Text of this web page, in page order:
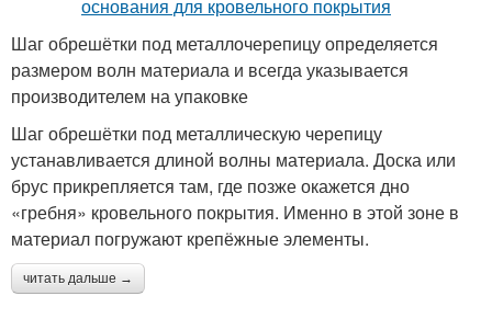
Шаг обрешётки под металлочерепицу определяется
размером волн материала и всегда указывается
производителем на упаковке
Шаг обрешётки под металлическую черепицу
устанавливается длиной волны материала. Доска или
брус прикрепляется там, где позже окажется дно
«гребня» кровельного покрытия. Именно в этой зоне в
материал погружают крепёжные элементы.
читать дальше →